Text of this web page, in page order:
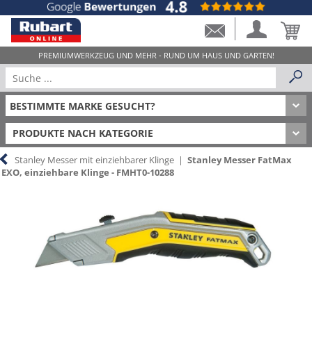
PRODUKTE NACH KATEGORIE
Stanley Messer mit einziehbarer Klinge |Stanley Messer FatMax
EXO, einziehbare Klinge - FMHT0-10288